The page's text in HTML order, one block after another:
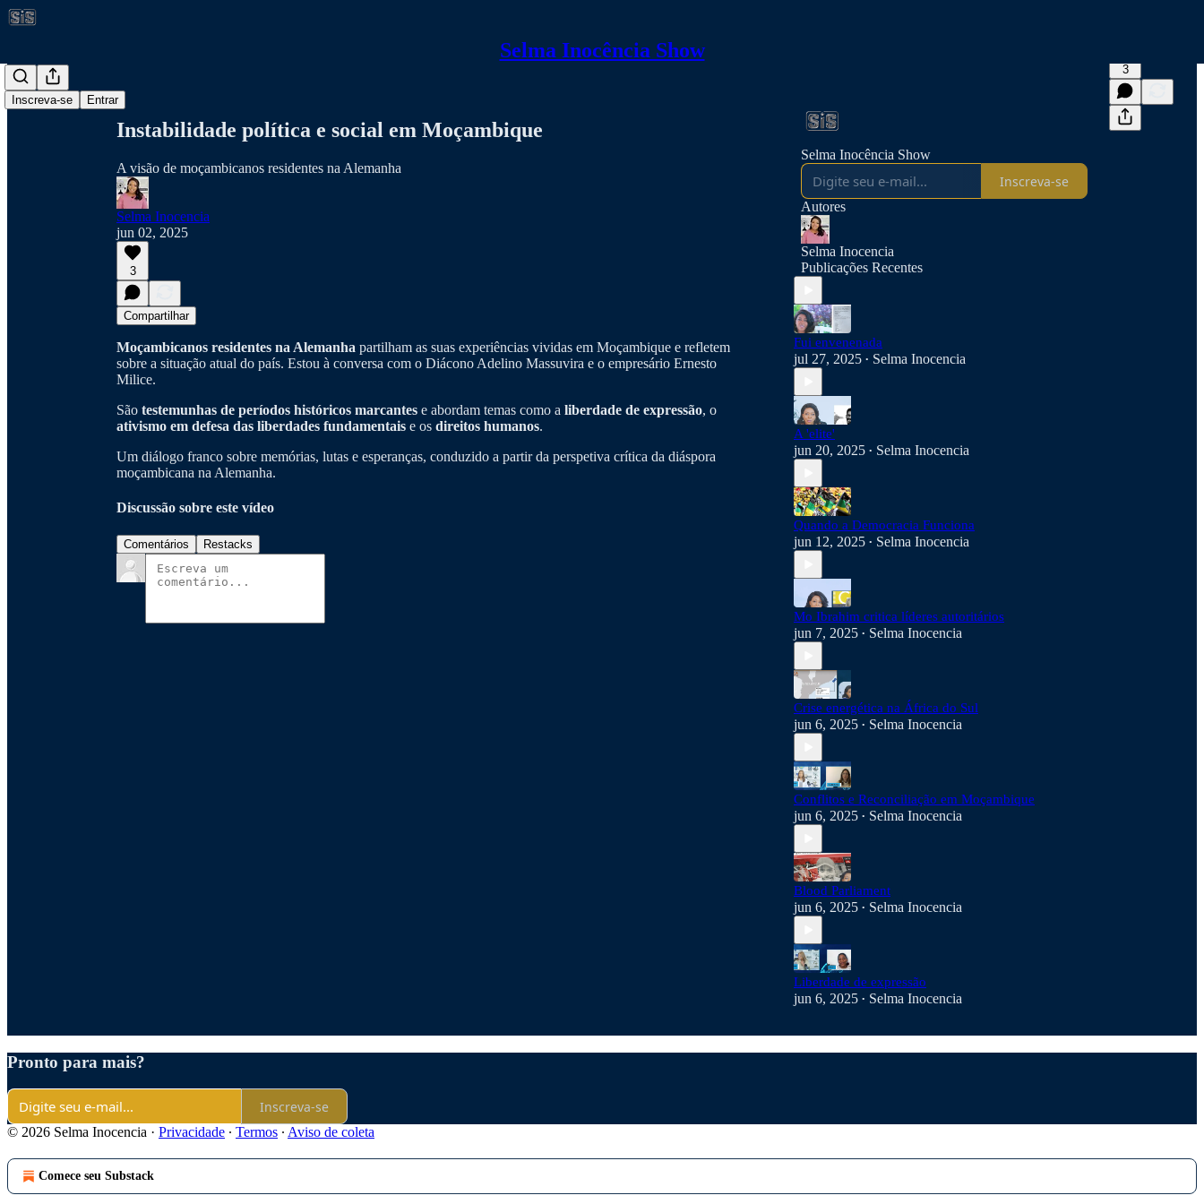
Selma Inocência Show
Inscreva-se Entrar
3
Instabilidade política e social em Moçambique
A visão de moçambicanos residentes na Alemanha
Selma Inocencia
jun 02, 2025
3
Compartilhar
Moçambicanos residentes na Alemanha partilham as suas experiências vividas em Moçambique e refletem
sobre a situação atual do país. Estou à conversa com o Diácono Adelino Massuvira e o empresário Ernesto
Milice.
São testemunhas de períodos históricos marcantes e abordam temas como a liberdade de expressão, o
ativismo em defesa das liberdades fundamentais e os direitos humanos.
Um diálogo franco sobre memórias, lutas e esperanças, conduzido a partir da perspetiva crítica da diáspora
moçambicana na Alemanha.
Discussão sobre este vídeo
Comentários Restacks
Selma Inocência Show
Inscreva-se
Autores
Selma Inocencia
Publicações Recentes
Fui envenenada
jul 27, 2025 • Selma Inocencia
A 'elite'
jun 20, 2025 • Selma Inocencia
Quando a Democracia Funciona
jun 12, 2025 • Selma Inocencia
Mo Ibrahim critica líderes autoritários
jun 7, 2025 • Selma Inocencia
Crise energética na África do Sul
jun 6, 2025 • Selma Inocencia
Conflitos e Reconciliação em Moçambique
jun 6, 2025 • Selma Inocencia
Blood Parliament
jun 6, 2025 • Selma Inocencia
Liberdade de expressão
jun 6, 2025 • Selma Inocencia
Pronto para mais?
Inscreva-se
© 2026 Selma Inocencia · Privacidade ∙ Termos ∙ Aviso de coleta
Comece seu Substack